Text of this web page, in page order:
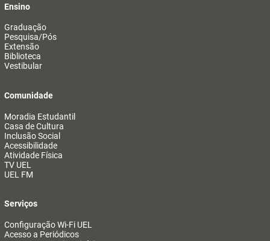
Ensino
Graduação
Pesquisa/Pós
Extensão
Biblioteca
Vestibular
Comunidade
Moradia Estudantil
Casa de Cultura
Inclusão Social
Acessibilidade
Atividade Física
TV UEL
UEL FM
Serviços
Configuração Wi-Fi UEL
Acesso a Periódicos